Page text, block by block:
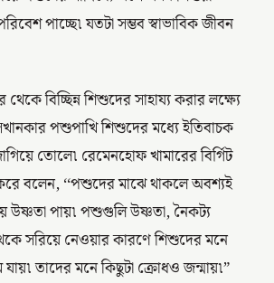
পাচ্ছে৷ যতটা সম্ভব স্বাভাবিক জীবন
বিচ্ছিন্ন শিশুদের সাহায্য করার লক্ষ্যে
পশুপাখি শিশুদের মধ্যে ইতিবাচক
তোলে৷ রেমেনহোফ খামারের বির্গিট
করে বলেন, ‘‘পশুদের মাঝে থাকলে অবশ্যই
উষ্ণতা পায়৷ পশুগুলি উষ্ণতা, নৈকট্য
সরিয়ে নেওয়ার কারণে শিশুদের মনে
তাদের মনে কিছুটা ক্রোধও জন্মায়৷”